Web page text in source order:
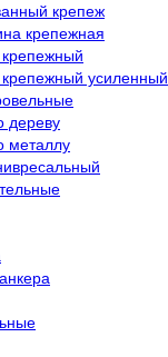
крепеж
крепежная
крепежный
крепежный усиленный
дереву
металлу